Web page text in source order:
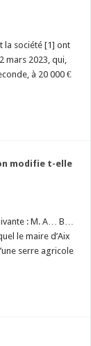
la société [1] ont
mars 2023, qui,
à 20 000 €
modifie t-elle
: M. A… B…
le maire d’Aix
serre agricole